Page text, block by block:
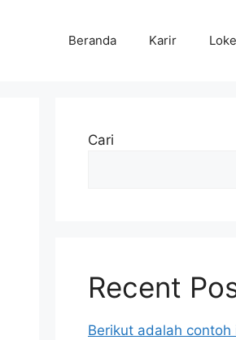
Beranda Karir
Cari
Recent
Berikut adalah contoh